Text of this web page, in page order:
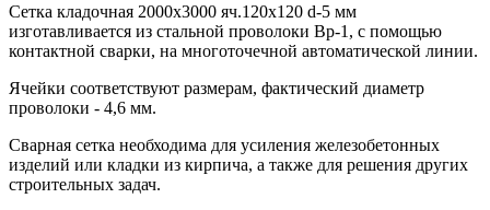
Сетка кладочная 2000х3000 яч.120х120 d-5 мм
изготавливается из стальной проволоки Вр-1, с помощью
контактной сварки, на многоточечной автоматической линии.
Ячейки соответствуют размерам, фактический диаметр
проволоки - 4,6 мм.
Сварная сетка необходима для усиления железобетонных
изделий или кладки из кирпича, а также для решения других
строительных задач.